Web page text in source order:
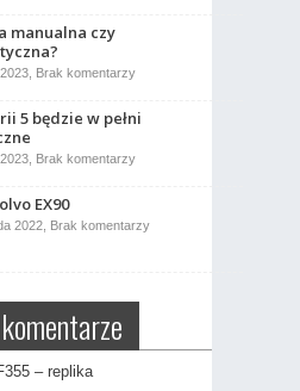
manualna czy
Brak komentarzydo
czy
automatyczna?
5 będzie w pełni
Brak komentarzydo
w
EX90
2022, Brak komentarzydo
– replika